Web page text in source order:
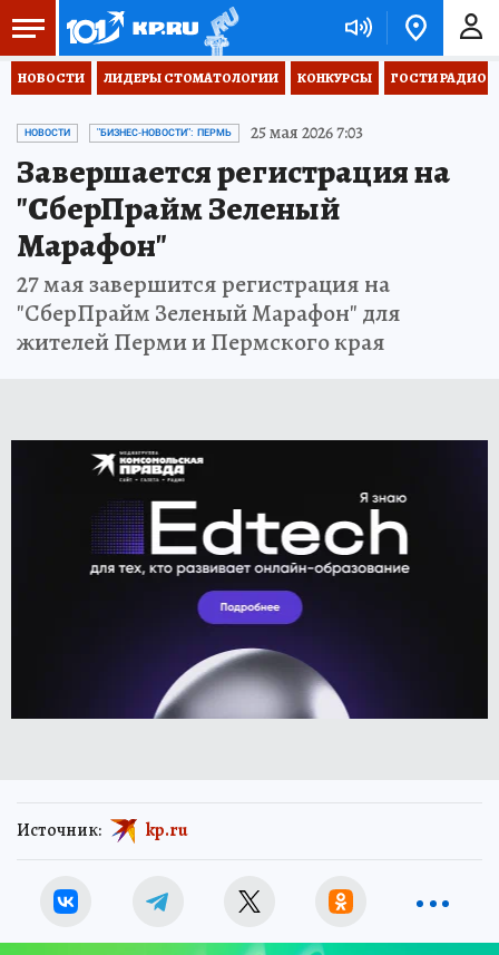
НОВОСТИ ЛИДЕРЫ СТОМАТОЛОГИИ КОНКУРСЫ ГОСТИ РАДИО
НОВОСТИ "БИЗНЕС-НОВОСТИ": ПЕРМЬ 25 мая 2026 7:03
Завершается регистрация на
"СберПрайм Зеленый
Марафон"
27 мая завершится регистрация на
"СберПрайм Зеленый Марафон" для
жителей Перми и Пермского края
Источник: kp.ru